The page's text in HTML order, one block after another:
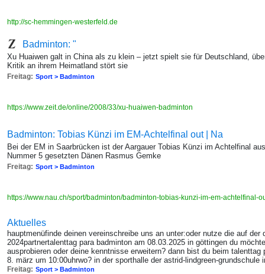
http://sc-hemmingen-westerfeld.de
Badminton: "
Xu Huaiwen galt in China als zu klein – jetzt spielt sie für Deutschland,
Kritik an ihrem Heimatland stört sie
Freitag: Sport > Badminton
https://www.zeit.de/online/2008/33/xu-huaiwen-badminton
Badminton: Tobias Künzi im EM-Achtelfinal out | Na
Bei der EM in Saarbrücken ist der Aargauer Tobias Künzi im Achtelfinal
Nummer 5 gesetzten Dänen Rasmus Gemke
Freitag: Sport > Badminton
https://www.nau.ch/sport/badminton/badminton-tobias-kunzi-im-em-achtelfinal-
Aktuelles
hauptmenüfinde deinen vereinschreibe uns an unter:oder nutze die auf
2024partnertalenttag para badminton am 08.03.2025 in göttingen du
ausprobieren oder deine kenntnisse erweitern? dann bist du beim
8. märz um 10:00uhrwo? in der sporthalle der astrid-lindgreen-grundschule
Freitag: Sport > Badminton